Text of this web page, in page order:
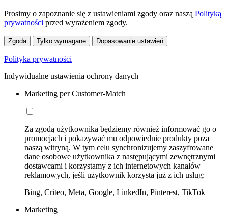
Prosimy o zapoznanie się z ustawieniami zgody oraz naszą Polityką
prywatności przed wyrażeniem zgody.
Zgoda Tylko wymagane Dopasowanie ustawień
Polityka prywatności
Indywidualne ustawienia ochrony danych
Marketing per Customer-Match
Za zgodą użytkownika będziemy również informować go o
promocjach i pokazywać mu odpowiednie produkty poza
naszą witryną. W tym celu synchronizujemy zaszyfrowane
dane osobowe użytkownika z następującymi zewnętrznymi
dostawcami i korzystamy z ich internetowych kanałów
reklamowych, jeśli użytkownik korzysta już z ich usług:
Bing, Criteo, Meta, Google, LinkedIn, Pinterest, TikTok
Marketing